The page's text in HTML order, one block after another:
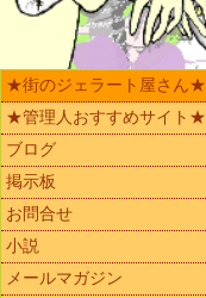
★街のジェラート屋さん★
★管理人おすすめサイト★
ブログ
掲示板
お問合せ
小説
メールマガジン